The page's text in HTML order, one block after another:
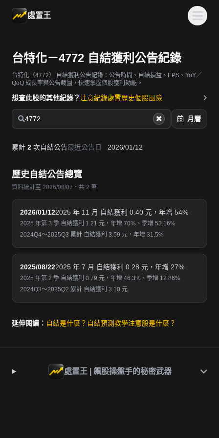
處置王
台特化－4772 自結獲利公告紀錄
台特化（4772）
自結獲利公告紀錄：公告時間、自結損益、EPS、YoY／
QoQ 成長率與公告截圖，快速掌握個股獲利動能。
想查此股的其他紀錄？ 注意紀錄處置歷史個股風險
4772 月曆
累計 2 次自結公告最近公告日 2026/01/12
歷史自結公告總覽
資料統計至 2026/08/07・共 2 筆
2026/01/122025 年 11 月 自結獲利 0.40 元，年增 54%
2025 年第 3 季 自結獲利 1.21 元，年增 70%、季增 53.16%
2024Q4～2025Q3 累計 自結獲利 3.59 元，年增 31.5%
2025/08/222025 年 7 月 自結獲利 0.28 元，年增 27%
2025 年第 2 季 自結獲利 0.79 元，年增 46.3%、季增 12.86%
2024Q3～2025Q2 累計 自結獲利 3.10 元
延伸閱讀： 自結是什麼？ 自結預測教學注意股是什麼？
處置王 | 飆股操盤手的秘密武器